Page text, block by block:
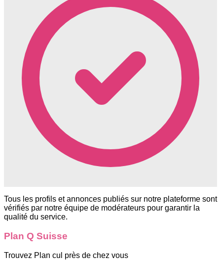
Tous les profils et annonces publiés sur notre plateforme sont
vérifiés par notre équipe de modérateurs pour garantir la
qualité du service.
Plan Q Suisse
Trouvez Plan cul près de chez vous